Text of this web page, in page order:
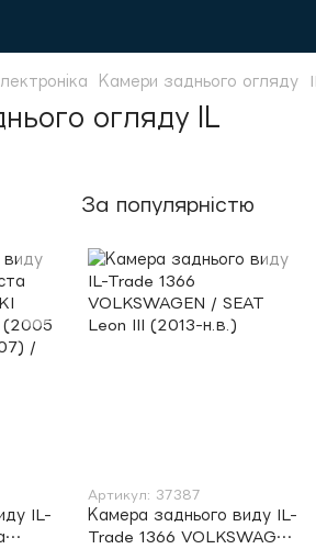
Камери заднього огляду
огляду IL
За популярністю
IL-
Артикул: 37387
Камера заднього виду IL-
Trade 1366 VOLKSWAGEN